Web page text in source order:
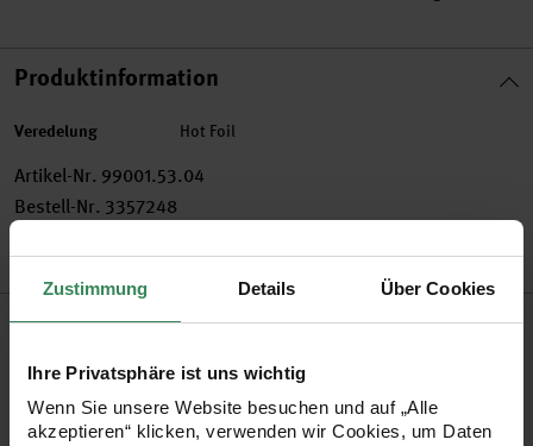
Zustimmung Details Über Cookies
Ihre Privatsphäre ist uns wichtig
Wenn Sie unsere Website besuchen und auf „Alle
akzeptieren“ klicken, verwenden wir Cookies, um Daten
Produktinformation
Veredelung Hot Foil
Artikel-Nr. 99001.53.04
Bestell-Nr. 3357248
Produktbeschreibung
So easy: Mit Tape Geschenke, Karten, Fotoalben und
Kalender verzieren. Das Tape zeigt herbstliche Motive mit